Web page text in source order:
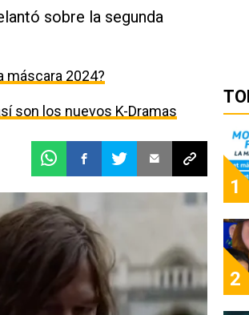
sobre la segunda
máscara 2024?
son los nuevos K-Dramas
1
2